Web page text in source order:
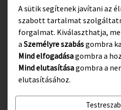
www.visitgyula.com
www.gyulakult.hu
Facebook Instagram
A sütik segítenek javítani az
szabott tartalmat
forgalmat. Kiválaszthatja,
a Személyre szabásgombra
Mind elfogadásagombra a
Mind elutasításagombra a
elutasításához.